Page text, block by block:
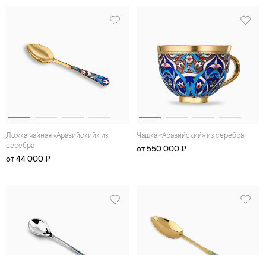
Ложка чайная «Аравийский» из
серебра
от 44 000 ₽
Чашка «Аравийский» из серебра
от 550 000 ₽